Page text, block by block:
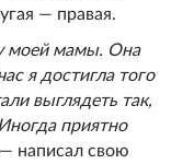
— правая.
моей мамы. Она
я достигла того
выглядеть так,
приятно
написал свою